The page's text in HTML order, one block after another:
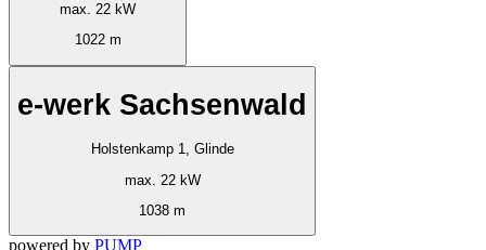
max. 22 kW
1022 m
e-werk Sachsenwald
Holstenkamp 1, Glinde
max. 22 kW
1038 m
powered by PUMP